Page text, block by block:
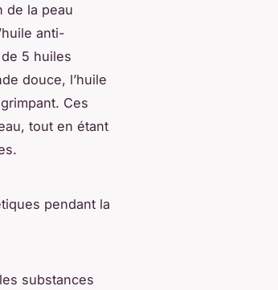
de la peau
anti-
5 huiles
douce, l’huile
Ces
tout en étant
pendant la
substances